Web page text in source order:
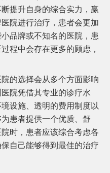
提升自身的综合实力，赢
院进行治疗，患者会更加
品牌或不知名的医院，患
程中会存在更多的顾虑，
的选择会从多个方面影响
院凭借其专业的诊疗水
设施、透明的费用制度以
患者提供一个优质、舒
时，患者应该综合考虑各
自己能够得到最佳的治疗